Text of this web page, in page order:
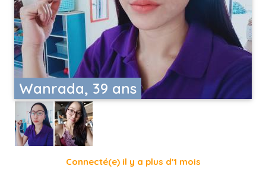
Wanrada, 39 ans
Connecté(e) il y a plus d'1 mois